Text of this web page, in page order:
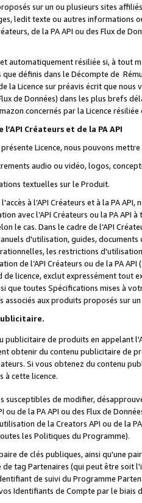
sur un ou plusieurs sites
ledit texte ou autres informations
de la PA API ou des Flux de
automatiquement résiliée si, à
définis dans le Décompte de
la Licence sur préavis écrit que
Flux de Données) dans les plus
concernés par la Licence
Créateurs et de la PA API
présente Licence, nous pouvons
audio ou vidéo, logos,
textuelles sur le Produit.
à l’API Créateurs et à la PA
avec l’API Créateurs ou la PA
le cas. Dans le cadre de l’API
d'utilisation, guides,
les restrictions
de l’API Créateurs ou de la PA
licence, exclut expressément tout
que toutes Spécifications mises à
aux produits proposés sur
publicitaire de produits en appelant
obtenir du contenu publicitaire de
Si vous obtenez du contenu
à cette licence.
susceptibles de modifier,
de la PA API ou des Flux de
de la Creators API ou de la
les Politiques du Programme).
de clés publiques, ainsi qu'une
de tag Partenaires (qui peut être soit
de suivi du Programme
Identifiants de Compte par le biais